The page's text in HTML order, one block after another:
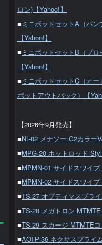
ロン)【Yahoo!】
■ ミニボットセットA（バン
【Yahoo!】
■ ミニボットセットB（ブロ
【Yahoo!】
■ ミニボットセットC（オ
ボットアウトバック）【
【2026年9月発売】
■NL-02 メナソー G2カラー
■MPG-20 ホットロッド
■MPMN-01 サイドスワイプ
■MPMN-02 サイドスワイプ
■TS-27 オプティマスプラ
■TS-28 メガトロン
■TS-29 スカージ MTMTE
■AOTP-36 ネクサスプライ